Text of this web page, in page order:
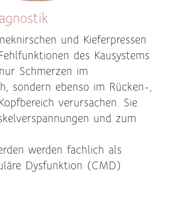
und Kieferpressen
des Kausystems
Schmerzen im
sondern ebenso im Rücken-,
verursachen. Sie
und zum
werden fachlich als
Dysfunktion (CMD)